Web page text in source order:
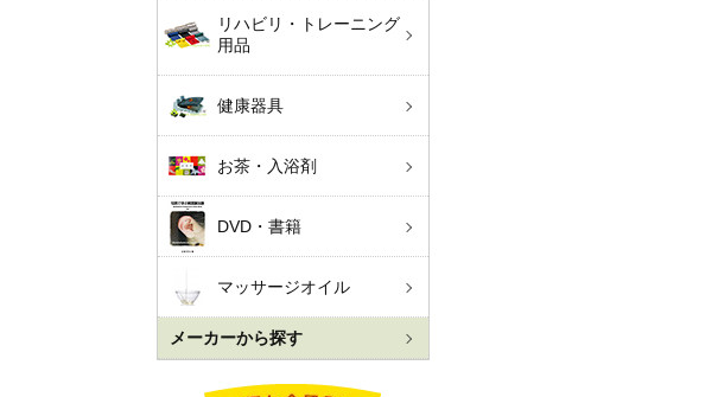
リハビリ・トレーニング
用品
健康器具
お茶・入浴剤
DVD・書籍
マッサージオイル
メーカーから探す